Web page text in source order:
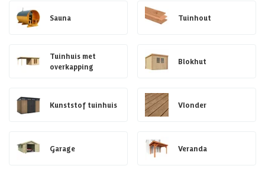
Sauna Tuinhout
Tuinhuis met
overkapping
Blokhut
Kunststof tuinhuis Vlonder
Garage Veranda